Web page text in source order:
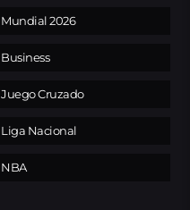
Mundial 2026
Business
Juego Cruzado
Liga Nacional
NBA